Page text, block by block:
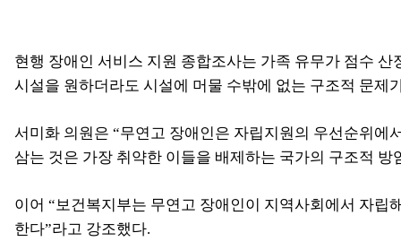
현행 장애인 서비스 지원 종합조사는 가족 유무가 점수
시설을 원하더라도 시설에 머물 수밖에 없는 구조적 문제
서미화 의원은 “무연고 장애인은 자립지원의 우선순위에
삼는 것은 가장 취약한 이들을 배제하는 국가의 구조적 방
이어 “보건복지부는 무연고 장애인이 지역사회에서 자립
한다”라고 강조했다.